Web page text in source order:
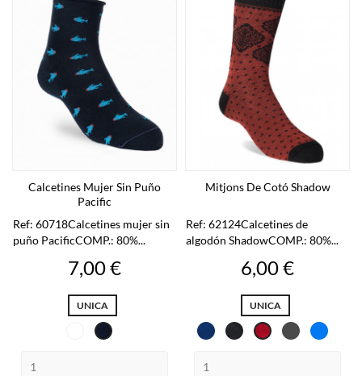
Calcetines Mujer Sin Puño
Pacific
Ref: 60718Calcetines mujer sin
puño PacificCOMP.: 80%...
Preu
7,00 €
UNICA
Assortiment
Marí
Mitjons De Cotó Shadow
Ref: 62124Calcetines de
algodón ShadowCOMP.: 80%...
Preu
6,00 €
UNICA
Blau
Gris
VermellGris
Blau